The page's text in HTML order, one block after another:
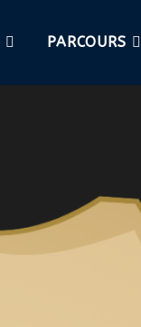
PARCOURS